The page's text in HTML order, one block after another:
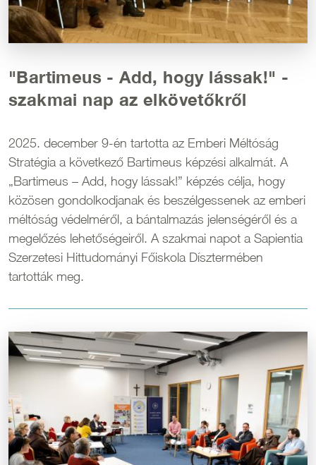
"Bartimeus - Add, hogy lássak!" -
szakmai nap az elkövetőkről
2025. december 9-én tartotta az Emberi Méltóság
Stratégia a következő Bartimeus képzési alkalmát. A
„Bartimeus – Add, hogy lássak!” képzés célja, hogy
közösen gondolkodjanak és beszélgessenek az emberi
méltóság védelméről, a bántalmazás jelenségéről és a
megelőzés lehetőségeiről. A szakmai napot a Sapientia
Szerzetesi Hittudományi Főiskola Dísztermében
tartották meg.
Kép